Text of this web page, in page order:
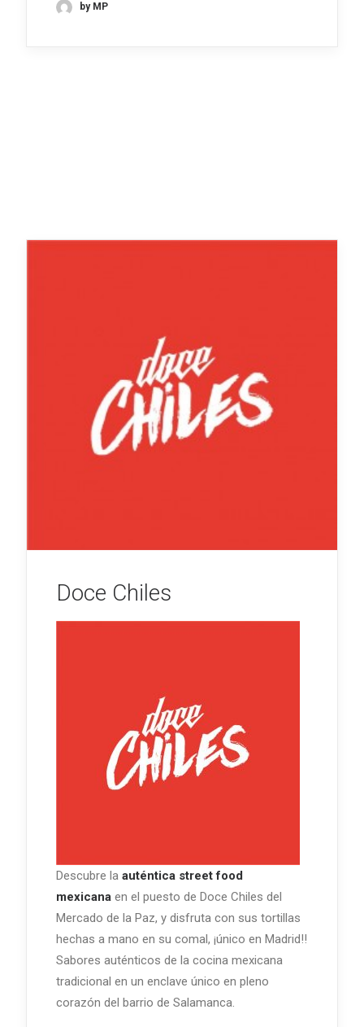
by MP
Doce Chiles
Descubre la auténtica street food
mexicana en el puesto de Doce Chiles del
Mercado de la Paz, y disfruta con sus tortillas
hechas a mano en su comal, ¡único en Madrid!!
Sabores auténticos de la cocina mexicana
tradicional en un enclave único en pleno
corazón del barrio de Salamanca.